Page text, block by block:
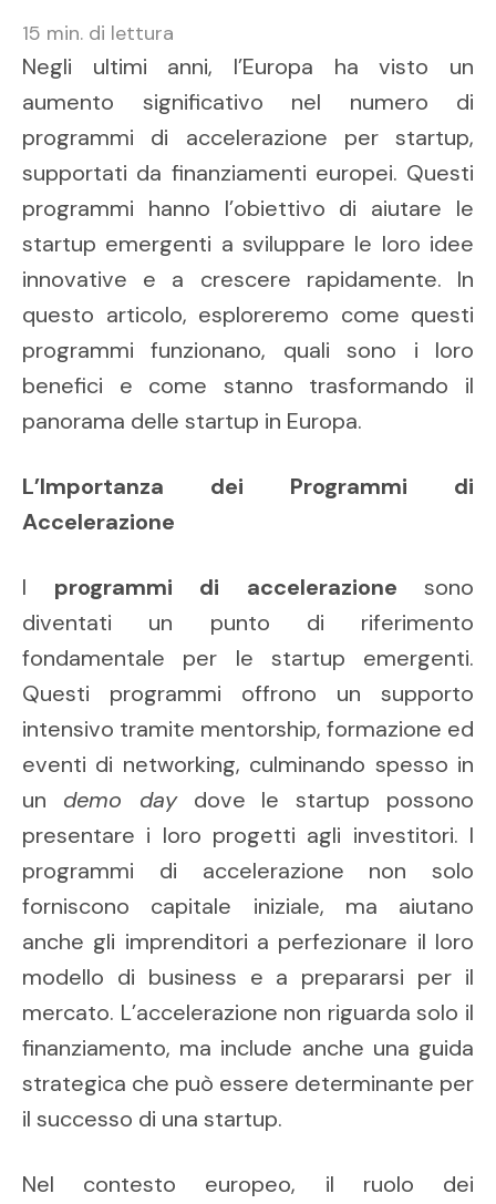
15 min. di lettura
Negli ultimi anni, l’Europa ha visto un
aumento significativo nel numero di
programmi di accelerazione per startup,
supportati da finanziamenti europei. Questi
programmi hanno l’obiettivo di aiutare le
startup emergenti a sviluppare le loro idee
innovative e a crescere rapidamente. In
questo articolo, esploreremo come questi
programmi funzionano, quali sono i loro
benefici e come stanno trasformando il
panorama delle startup in Europa.
L’Importanza dei Programmi di
Accelerazione
I programmi di accelerazione sono
diventati un punto di riferimento
fondamentale per le startup emergenti.
Questi programmi offrono un supporto
intensivo tramite mentorship, formazione ed
eventi di networking, culminando spesso in
un demo daydove le startup possono
presentare i loro progetti agli investitori. I
programmi di accelerazione non solo
forniscono capitale iniziale, ma aiutano
anche gli imprenditori a perfezionare il loro
modello di business e a prepararsi per il
mercato. L’accelerazione non riguarda solo il
finanziamento, ma include anche una guida
strategica che può essere determinante per
il successo di una startup.
Nel contesto europeo, il ruolo dei